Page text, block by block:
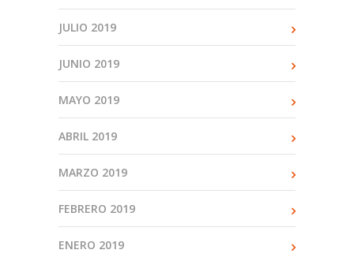
JULIO 2019
JUNIO 2019
MAYO 2019
ABRIL 2019
MARZO 2019
FEBRERO 2019
ENERO 2019